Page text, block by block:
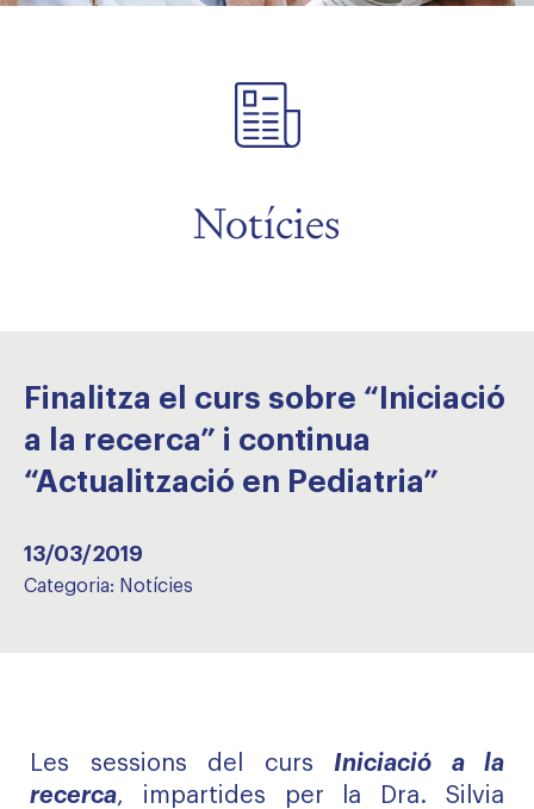
Notícies
Finalitza el curs sobre “Iniciació
a la recerca” i continua
“Actualització en Pediatria”
13/03/2019
Categoria: Notícies
Les sessions del curs Iniciació a la
recerca, impartides per la Dra. Silvia